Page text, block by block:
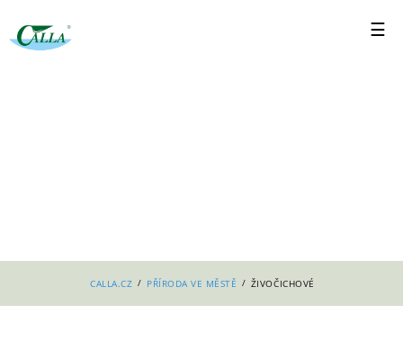
CALLA.CZ / PŘÍRODA VE MĚSTĚ / ŽIVOČICHOVÉ